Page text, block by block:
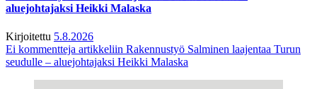
aluejohtajaksi Heikki Malaska
Kirjoitettu 5.8.2026
Ei kommentteja artikkeliin Rakennustyö Salminen laajentaa Turun
seudulle – aluejohtajaksi Heikki Malaska